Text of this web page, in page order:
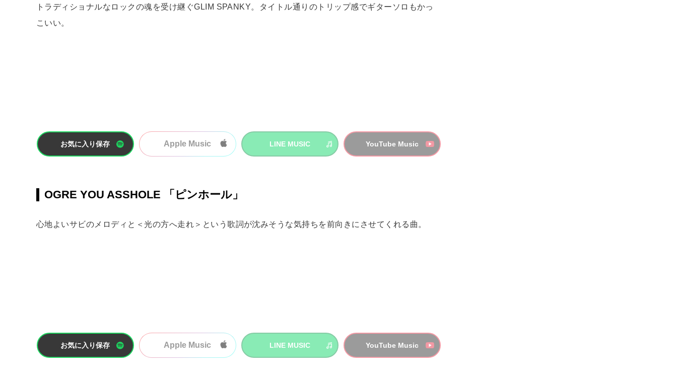
トラディショナルなロックの魂を受け継ぐGLIM SPANKY。タイトル通りのトリップ感でギターソロもかっ
こいい。
お気に入り保存 Apple Music LINE MUSIC YouTube Music
OGRE YOU ASSHOLE 「ピンホール」
心地よいサビのメロディと＜光の方へ走れ＞という歌詞が沈みそうな気持ちを前向きにさせてくれる曲。
お気に入り保存 Apple Music LINE MUSIC YouTube Music